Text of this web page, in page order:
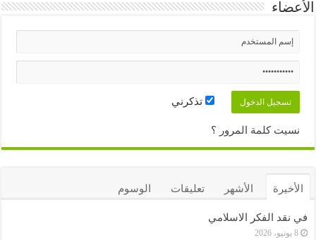
الأعضاء
تذكرني
نسيت كلمة المرور ؟
الأخيرة الأشهر تعليقات الوسوم
في نقد الفكر الاسلامي
8 يونيو، 2026